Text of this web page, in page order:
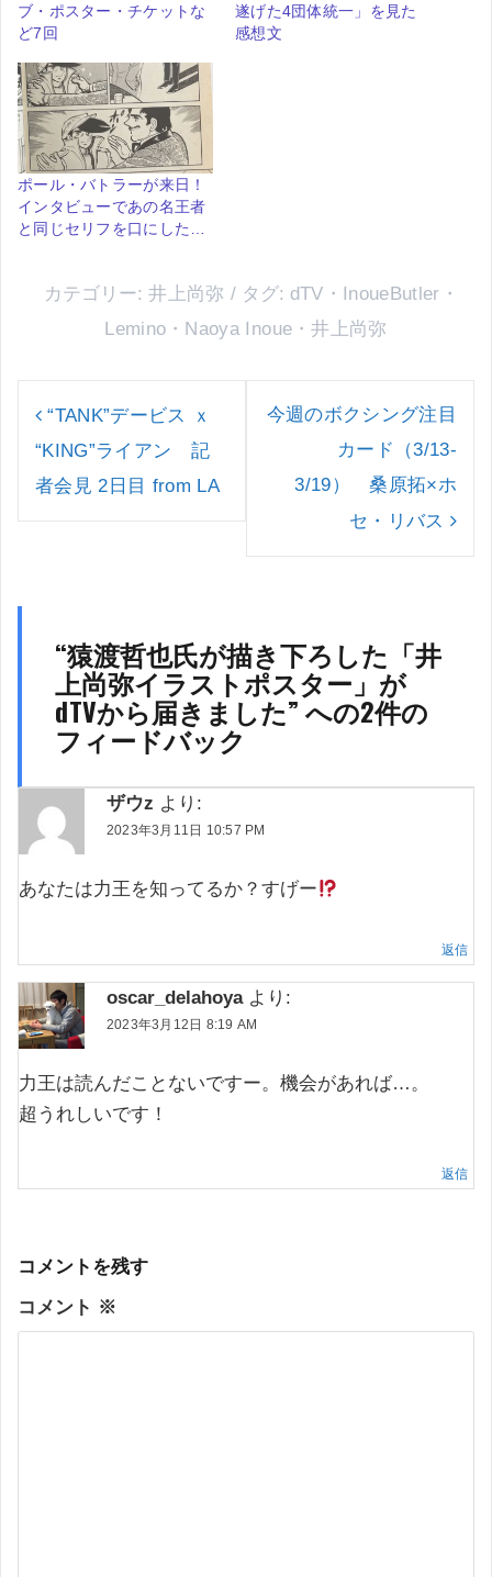
ブ・ポスター・チケットな
ど7回
遂げた4団体統一」を見た
感想文
ポール・バトラーが来日！
インタビューであの名王者
と同じセリフを口にした…
カテゴリー:井上尚弥 タグ: dTV ・ InoueButler ・
Lemino ・ Naoya Inoue ・井上尚弥
稿
ナ
ゲ
“TANK”デービス ｘ
“KING”ライアン 記
者会見 2日目 from LA
今週のボクシング注目
カード（3/13-
3/19） 桑原拓×ホ
セ・リバス
“猿渡哲也氏が描き下ろした「井
上尚弥イラストポスター」が
dTVから届きました” への2件の
フィードバック
ザウz より:
2023年3月11日 10:57 PM
あなたは力王を知ってるか？すげー
返信
oscar_delahoya より:
2023年3月12日 8:19 AM
力王は読んだことないですー。機会があれば…。
超うれしいです！
返信
コメントを残す
コメント ※